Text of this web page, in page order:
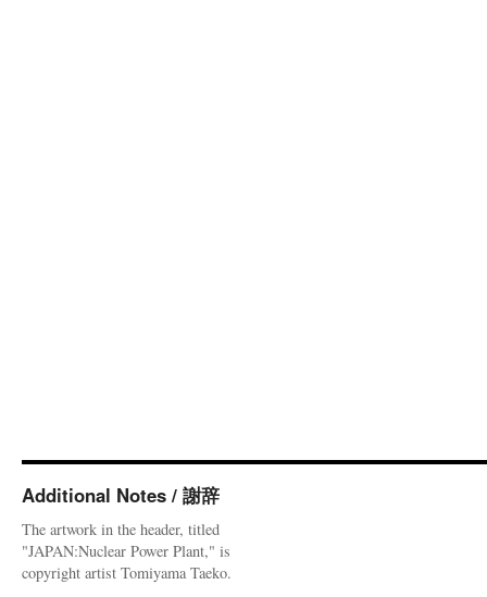
Additional Notes / 謝辞
The artwork in the header, titled
"JAPAN:Nuclear Power Plant," is
copyright artist Tomiyama Taeko.